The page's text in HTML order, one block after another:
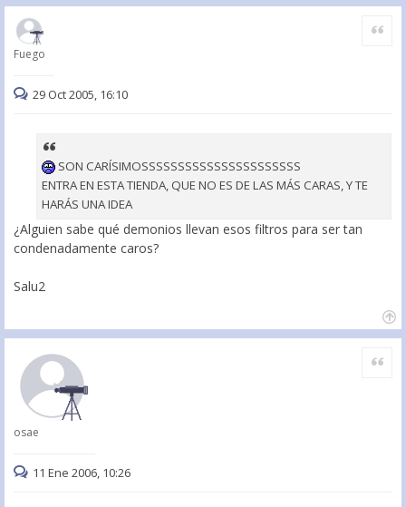
Fuego
Citar
29 Oct 2005, 16:10
SON CARÍSIMOSSSSSSSSSSSSSSSSSSSSSS
ENTRA EN ESTA TIENDA, QUE NO ES DE LAS MÁS CARAS, Y TE
HARÁS UNA IDEA
¿Alguien sabe qué demonios llevan esos filtros para ser tan
condenadamente caros?
Salu2
osae
Citar
11 Ene 2006, 10:26